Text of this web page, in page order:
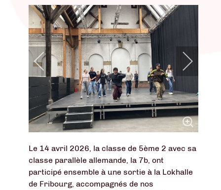
Le 14 avril 2026, la classe de 5ème 2 avec sa
classe parallèle allemande, la 7b, ont
participé ensemble à une sortie à la Lokhalle
de Fribourg, accompagnés de nos